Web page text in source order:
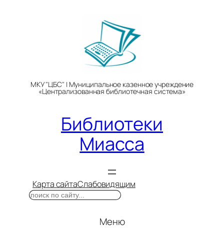
МКУ "ЦБС" | Муниципальное казенное учреждение
«Централизованная библиотечная система»
Библиотеки
Миасса
Карта сайтаСлабовидящим
Поиск
Меню